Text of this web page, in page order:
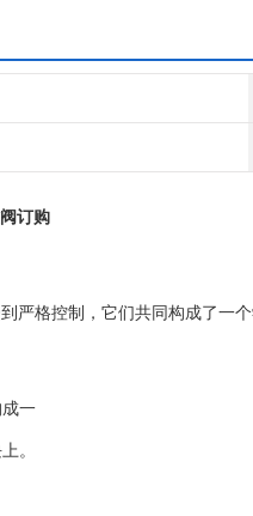
订购
严格控制，它们共同构成了一
一
。